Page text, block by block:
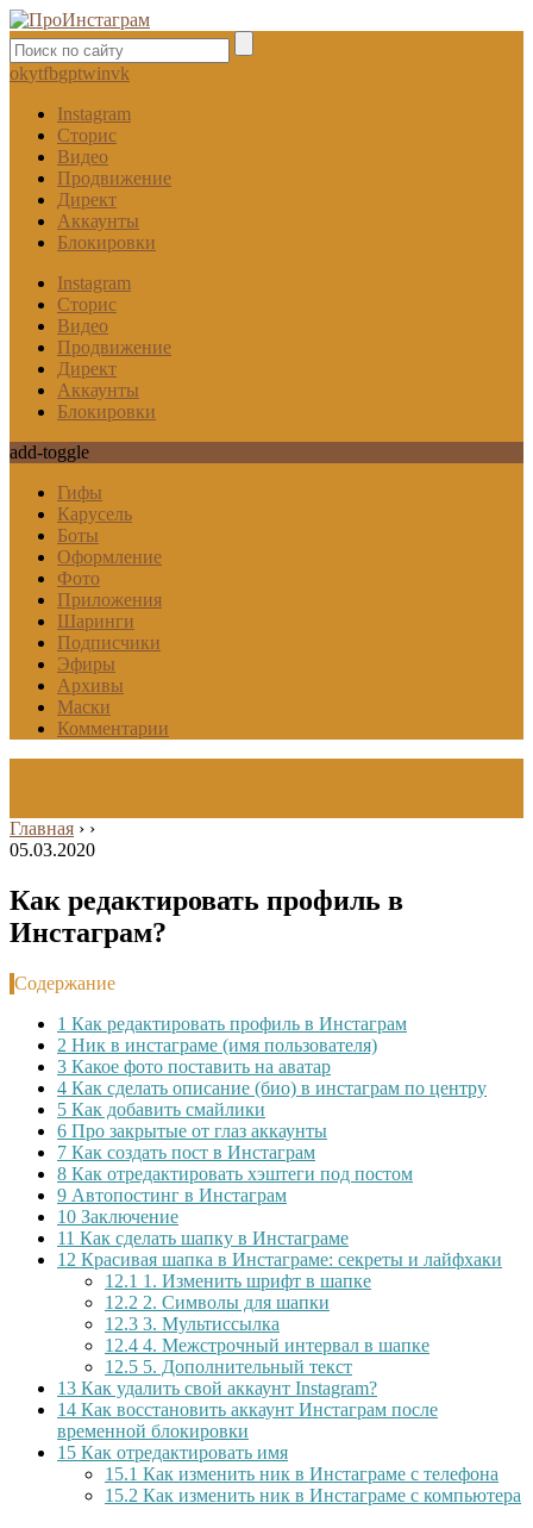
okytfbgptwinvk
Instagram
Сторис
Видео
Продвижение
Директ
Аккаунты
Блокировки
Instagram
Сторис
Видео
Продвижение
Директ
Аккаунты
Блокировки
add-toggle
Гифы
Карусель
Боты
Оформление
Фото
Приложения
Шаринги
Подписчики
Эфиры
Архивы
Маски
Комментарии
Главная › ›
05.03.2020
Как редактировать профиль в
Инстаграм?
Содержание
1 Как редактировать профиль в Инстаграм
2 Ник в инстаграме (имя пользователя)
3 Какое фото поставить на аватар
4 Как сделать описание (био) в инстаграм по центру
5 Как добавить смайлики
6 Про закрытые от глаз аккаунты
7 Как создать пост в Инстаграм
8 Как отредактировать хэштеги под постом
9 Автопостинг в Инстаграм
10 Заключение
11 Как сделать шапку в Инстаграме
12 Красивая шапка в Инстаграме: секреты и лайфхаки
12.1 1. Изменить шрифт в шапке
12.2 2. Символы для шапки
12.3 3. Мультиссылка
12.4 4. Межстрочный интервал в шапке
12.5 5. Дополнительный текст
13 Как удалить свой аккаунт Instagram?
14 Как восстановить аккаунт Инстаграм после
временной блокировки
15 Как отредактировать имя
15.1 Как изменить ник в Инстаграме с телефона
15.2 Как изменить ник в Инстаграме с компьютера